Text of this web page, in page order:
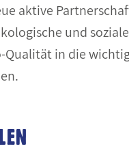
aktive
und
in die